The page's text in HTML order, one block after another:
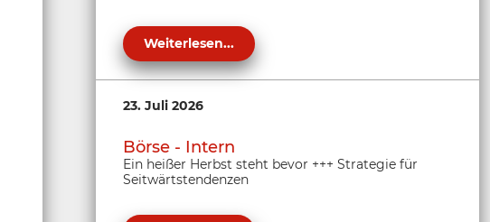
Weiterlesen...
23. Juli 2026
Börse - Intern
Ein heißer Herbst steht bevor +++ Strategie für
Seitwärtstendenzen